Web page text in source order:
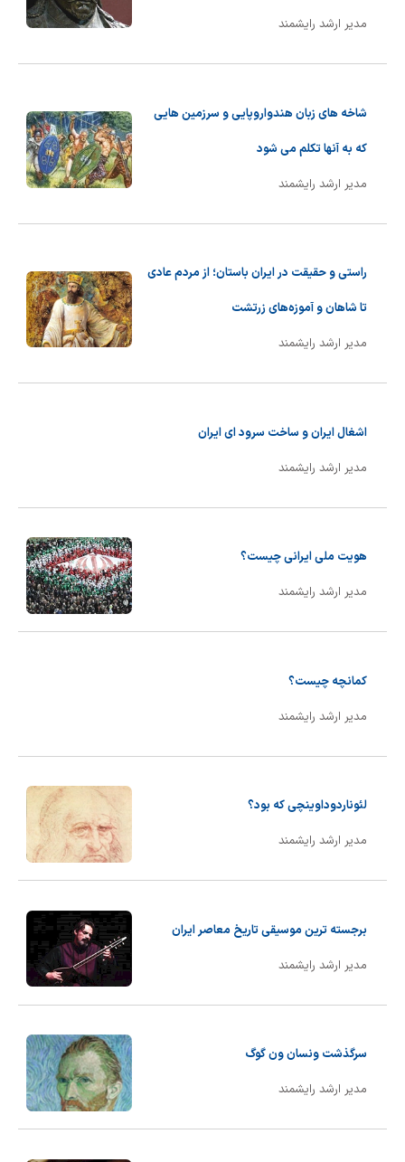
مدیر ارشد رایشمند
شاخه های زبان هندواروپایی و سرزمین هایی
که به آنها تکلم می شود
مدیر ارشد رایشمند
راستی و حقیقت در ایران باستان؛ از مردم عادی
تا شاهان و آموزه‌های زرتشت
مدیر ارشد رایشمند
اشغال ایران و ساخت سرود ای ایران
مدیر ارشد رایشمند
هویت ملی ایرانی چیست؟
مدیر ارشد رایشمند
کمانچه چیست؟
مدیر ارشد رایشمند
لئوناردوداوینچی که بود؟
مدیر ارشد رایشمند
برجسته ترین موسیقی تاریخ معاصر ایران
مدیر ارشد رایشمند
سرگذشت ونسان ون گوگ
مدیر ارشد رایشمند
بمب های شیمیایی
شیمی عمومی
گیاهان دارویی